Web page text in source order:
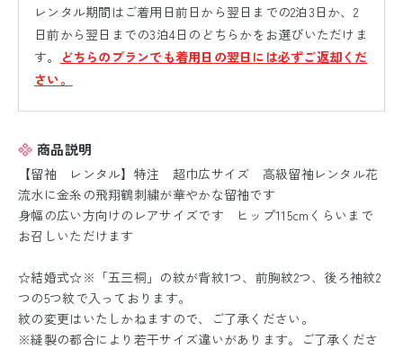
レンタル期間はご着用日前日から翌日までの2泊3日か、2
日前から翌日までの3泊4日のどちらかをお選びいただけま
す。
どちらのプランでも着用日の翌日には必ずご返却くだ
さい。
商品説明
【留袖 レンタル】特注 超巾広サイズ 高級留袖レンタル花
流水に金糸の飛翔鶴刺繍が華やかな留袖です
身幅の広い方向けのレアサイズです ヒップ115cmくらいまで
お召しいただけます
☆結婚式☆※「五三桐」の紋が背紋1つ、前胸紋2つ、後ろ袖紋2
つの5つ紋で入っております。
紋の変更はいたしかねますので、ご了承ください。
※縫製の都合により若干サイズ違いがあります。ご了承くださ